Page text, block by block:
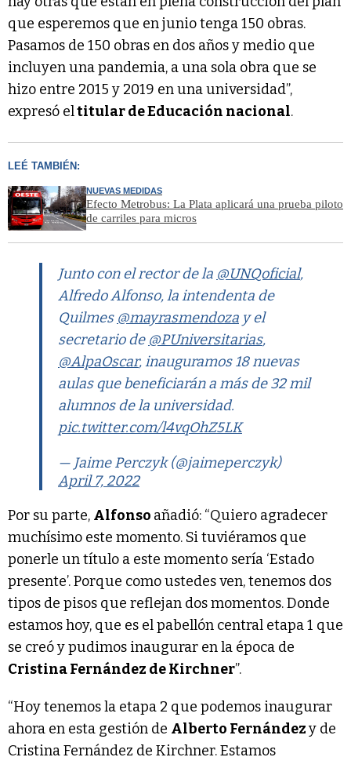
que esperemos que en junio tenga 150 obras.
Pasamos de 150 obras en dos años y medio que
incluyen una pandemia, a una sola obra que se
hizo entre 2015 y 2019 en una universidad”,
expresó eltitular de Educación nacional.
LEÉ TAMBIÉN:
NUEVAS MEDIDAS
Efecto Metrobus: La Plata aplicará una prueba piloto
de carriles para micros
Junto con el rector de la @UNQoficial,
Alfredo Alfonso, la intendenta de
Quilmes @mayrasmendoza y el
secretario de @PUniversitarias,
@AlpaOscar, inauguramos 18 nuevas
aulas que beneficiarán a más de 32 mil
alumnos de la universidad.
pic.twitter.com/l4vqOhZ5LK
— Jaime Perczyk (@jaimeperczyk)
April 7, 2022
Por su parte, Alfonso añadió: “Quiero agradecer
muchísimo este momento. Si tuviéramos que
ponerle un título a este momento sería ‘Estado
presente’. Porque como ustedes ven, tenemos dos
tipos de pisos que reflejan dos momentos. Donde
estamos hoy, que es el pabellón central etapa 1 que
se creó y pudimos inaugurar en la época de
Cristina Fernández de Kirchner”.
“Hoy tenemos la etapa 2 que podemos inaugurar
ahora en esta gestión de Alberto Fernándezy de
Cristina Fernández de Kirchner. Estamos